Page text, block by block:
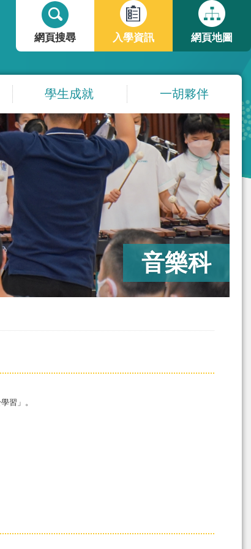
搜
尋
表
單
網頁搜尋
入學資訊 網頁地圖
學生成就 一胡夥伴
音樂科
習」。